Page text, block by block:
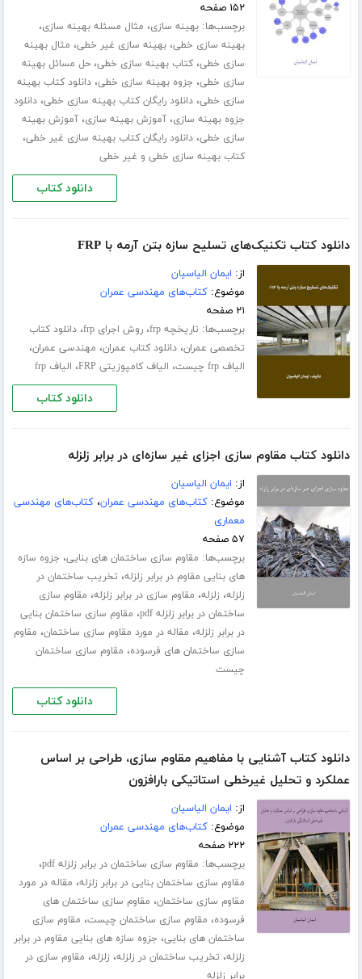
۱۵۲ صفحه
برچسب‌ها:بهینه سازی، مثال مسئله بهینه سازی،
بهینه سازی خطی،بهینه سازی غیر خطی، مثال بهینه
سازی خطی،کتاب بهینه سازی خطی،حل مسائل بهینه
سازی خطی، جزوه بهینه سازی خطی،دانلود کتاب بهینه
سازی خطی،دانلود رایگان کتاب بهینه سازی خطی،دانلود
جزوه بهینه سازی،آموزش بهینه سازی،آموزش بهینه
سازی خطی،دانلود رایگان کتاب بهینه سازی غیر خطی،
کتاب بهینه سازی خطی و غیر خطی
دانلود کتاب
دانلود کتاب تکنیک‌های تسلیح سازه بتن آرمه با FRP
از: ایمان الیاسیان
موضوع:کتاب‌های مهندسی عمران
۲۱ صفحه
برچسب‌ها: تاریخچه frp ،روش اجرای frp ،دانلود کتاب
تخصصی عمران،دانلود کتاب عمران، مهندسی عمران،
الیاف frp چیست ، الیاف کامپوزیتی FRP ، الیاف frp
دانلود کتاب
دانلود کتاب مقاوم سازی اجزای غیر سازه‌ای در برابر زلزله
از: ایمان الیاسیان
موضوع:کتاب‌های مهندسی عمران،کتاب‌های مهندسی
معماری
۵۷ صفحه
برچسب‌ها: مقاوم سازی ساختمان های بنایی، جزوه سازه
های بنایی مقاوم در برابر زلزله، تخریب ساختمان در
زلزله، زلزله، مقاوم سازی در برابر زلزله، مقاوم سازی
ساختمان در برابر زلزله pdf
، مقاوم سازی ساختمان بنایی
در برابر زلزله، مقاله در مورد مقاوم سازی ساختمان، مقاوم
سازی ساختمان های فرسوده، مقاوم سازی ساختمان
چیست
دانلود کتاب
دانلود کتاب آشنایی با مفاهیم مقاوم سازی، طراحی بر اساس
عملکرد و تحلیل غیرخطی استاتیکی بارافزون
از: ایمان الیاسیان
موضوع:کتاب‌های مهندسی عمران
۲۲۲ صفحه
برچسب‌ها: مقاوم سازی ساختمان در برابر زلزله pdf ،
مقاوم سازی ساختمان بنایی در برابر زلزله، مقاله در مورد
مقاوم سازی ساختمان، مقاوم سازی ساختمان های
فرسوده، مقاوم سازی ساختمان چیست، مقاوم سازی
ساختمان های بنایی، جزوه سازه های بنایی مقاوم در برابر
زلزله، تخریب ساختمان در زلزله، زلزله، مقاوم سازی در
برابر زلزله